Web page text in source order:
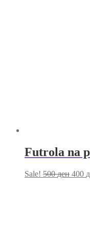
Futrola na
Sale! 500ден 400